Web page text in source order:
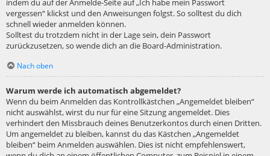
indem du auf der Anmelde-Seite auf „Ich habe mein Passwort
vergessen“ klickst und den Anweisungen folgst. So solltest du dich
schnell wieder anmelden können.
Solltest du trotzdem nicht in der Lage sein, dein Passwort
zurückzusetzen, so wende dich an die Board-Administration.
Nach oben
Warum werde ich automatisch abgemeldet?
Wenn du beim Anmelden das Kontrollkästchen „Angemeldet bleiben“
nicht auswählst, wirst du nur für eine Sitzung angemeldet. Dies
verhindert den Missbrauch deines Benutzerkontos durch einen Dritten.
Um angemeldet zu bleiben, kannst du das Kästchen „Angemeldet
bleiben“ beim Anmelden auswählen. Dies ist nicht empfehlenswert,